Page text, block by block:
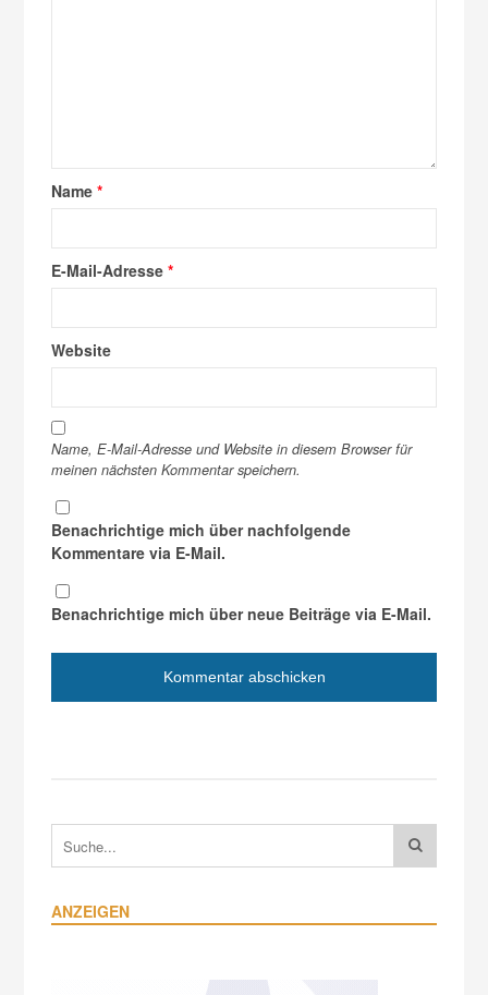
Name*
E-Mail-Adresse*
Website
Name, E-Mail-Adresse und Website in diesem Browser für
meinen nächsten Kommentar speichern.
Benachrichtige mich über nachfolgende
Kommentare via E-Mail.
Benachrichtige mich über neue Beiträge via E-Mail.
ANZEIGEN